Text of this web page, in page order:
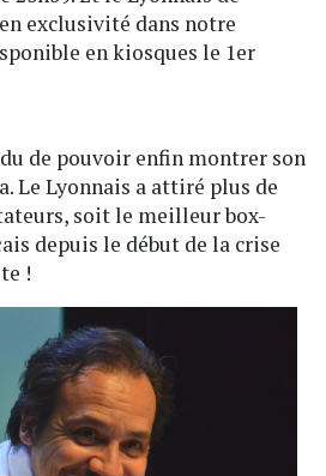
exclusivité dans notre
en kiosques le 1er
de pouvoir enfin montrer son
Le Lyonnais a attiré plus de
soit le meilleur box-
depuis le début de la crise
!